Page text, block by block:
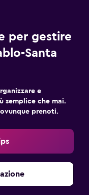
per gestire
Santa
e
semplice che mai.
prenoti.